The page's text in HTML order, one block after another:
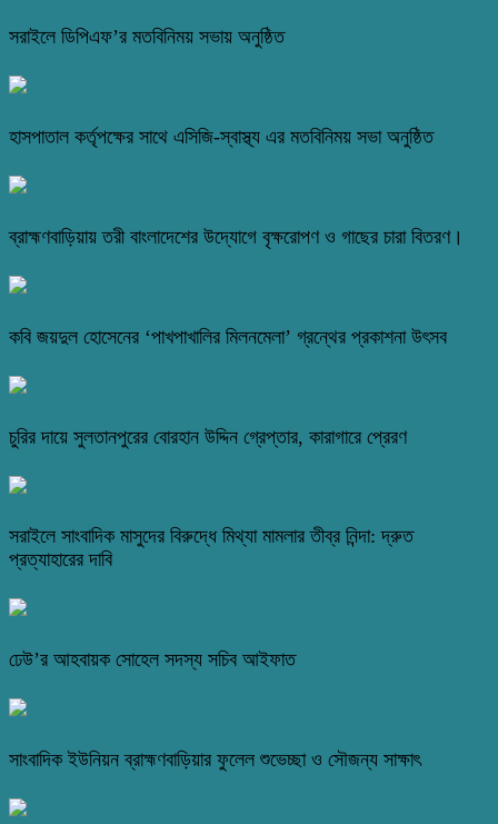
সরাইলে ডিপিএফ’র মতবিনিময় সভায় অনুষ্ঠিত
হাসপাতাল কর্তৃপক্ষের সাথে এসিজি-স্বাস্থ্য এর মতবিনিময় সভা অনুষ্ঠিত
ব্রাহ্মণবাড়িয়ায় তরী বাংলাদেশের উদ্যোগে বৃক্ষরোপণ ও গাছের চারা বিতরণ।
কবি জয়দুল হোসেনের ‘পাখপাখালির মিলনমেলা’ গ্রন্থের প্রকাশনা উৎসব
চুরির দায়ে সুলতানপুরের বোরহান উদ্দিন গ্রেপ্তার, কারাগারে প্রেরণ
সরাইলে সাংবাদিক মাসুদের বিরুদ্ধে মিথ্যা মামলার তীব্র নিন্দা: দ্রুত
প্রত্যাহারের দাবি
ঢেউ’র আহবায়ক সোহেল সদস্য সচিব আইফাত
সাংবাদিক ইউনিয়ন ব্রাহ্মণবাড়িয়ার ফুলেল শুভেচ্ছা ও সৌজন্য সাক্ষাৎ